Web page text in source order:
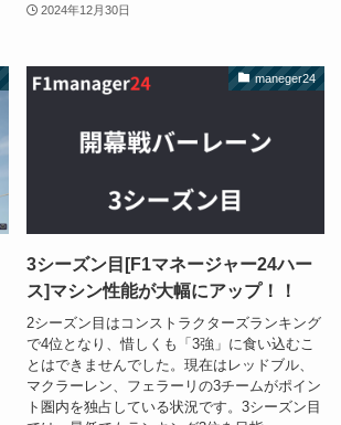
2024年12月30日
maneger24
3シーズン目[F1マネージャー24ハー
ス]マシン性能が大幅にアップ！！
2シーズン目はコンストラクターズランキング
で4位となり、惜しくも「3強」に食い込むこ
とはできませんでした。現在はレッドブル、
マクラーレン、フェラーリの3チームがポイン
ト圏内を独占している状況です。3シーズン目